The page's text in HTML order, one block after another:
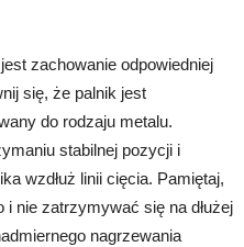
zachowanie odpowiedniej
się, że palnik jest
do rodzaju metalu.
stabilnej pozycji i
wzdłuż linii cięcia. Pamiętaj,
nie zatrzymywać się na dłużej
nagrzewania